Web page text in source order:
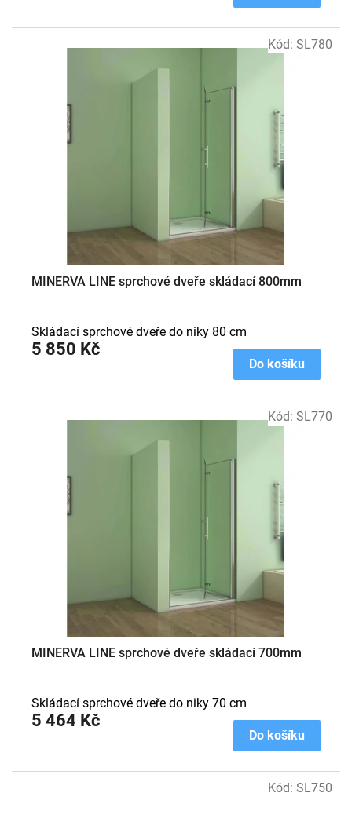
MINERVA LINE sprchové dveře skládací 800mm
5 850 Kč
Do košíku
Skládací sprchové dveře do niky 80 cm
Kód: SL780
MINERVA LINE sprchové dveře skládací 700mm
5 464 Kč
Do košíku
Skládací sprchové dveře do niky 70 cm
Kód: SL770
Kód: SL750